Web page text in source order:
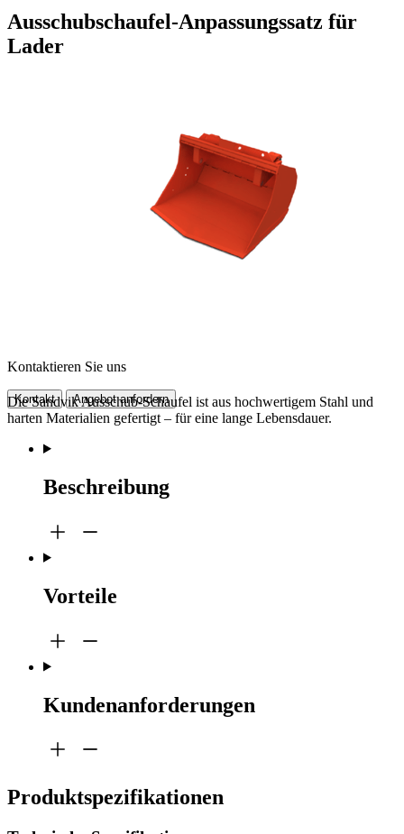
Ausschubschaufel-Anpassungssatz für
Lader
Kontaktieren Sie uns
Kontakt Angebot anfordern
Die Sandvik Ausschub-Schaufel ist aus hochwertigem Stahl und
harten Materialien gefertigt – für eine lange Lebensdauer.
Beschreibung
Vorteile
Kundenanforderungen
Produktspezifikationen